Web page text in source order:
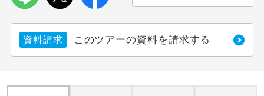
資料請求 このツアーの資料を請求する